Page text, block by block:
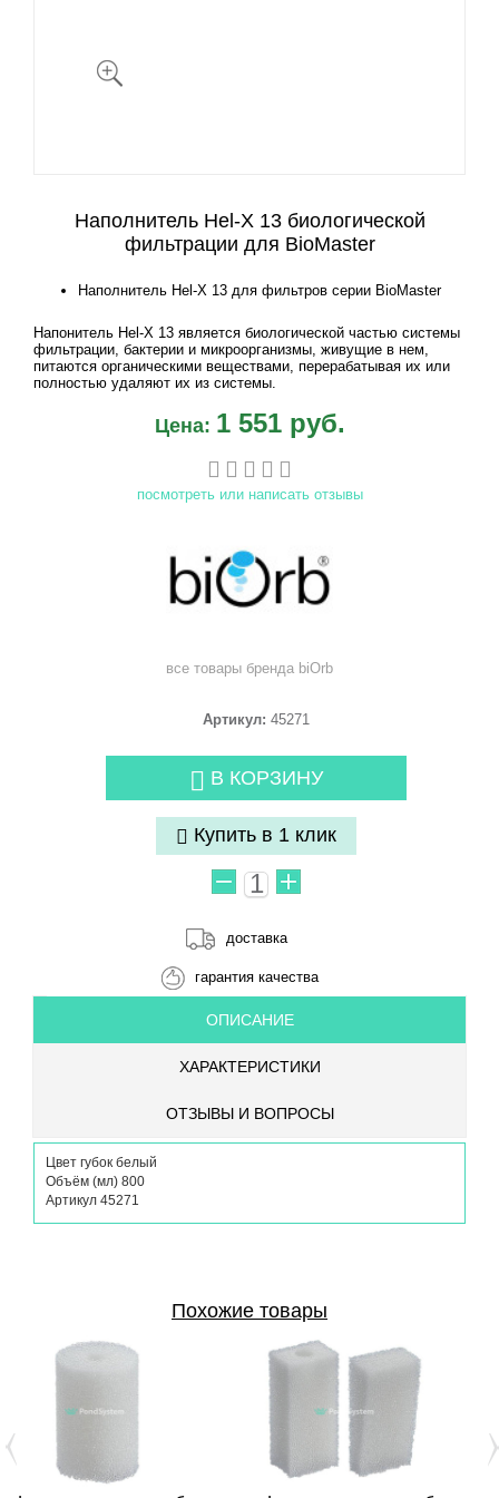
Наполнитель Hel-X 13 биологической
фильтрации для BioMaster
Наполнитель Hel-X 13 для фильтров серии BioMaster
Напонитель Hel-X 13 является биологической частью системы
фильтрации, бактерии и микроорганизмы, живущие в нем,
питаются органическими веществами, перерабатывая их или
полностью удаляют их из системы.
Цена: 1 551 руб.
посмотреть или написать отзывы
все товары бренда biOrb
Артикул: 45271
В КОРЗИНУ
Купить в 1 клик
доставка
гарантия качества
ОПИСАНИЕ
ХАРАКТЕРИСТИКИ
ОТЗЫВЫ И ВОПРОСЫ
Цвет губок белый
Объём (мл) 800
Артикул 45271
Похожие товары